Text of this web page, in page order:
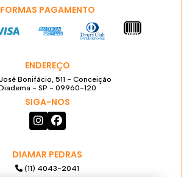
FORMAS PAGAMENTO
ENDEREÇO
Bonifácio, 511 - Conceição
- SP - 09960-120
SIGA-NOS
DIAMAR PEDRAS
(11) 4043-2041